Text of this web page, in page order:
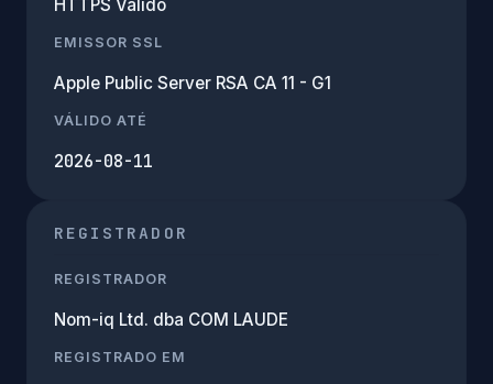
HTTPS Válido
EMISSOR SSL
Apple Public Server RSA CA 11 - G1
VÁLIDO ATÉ
2026-08-11
REGISTRADOR
REGISTRADOR
Nom-iq Ltd. dba COM LAUDE
REGISTRADO EM